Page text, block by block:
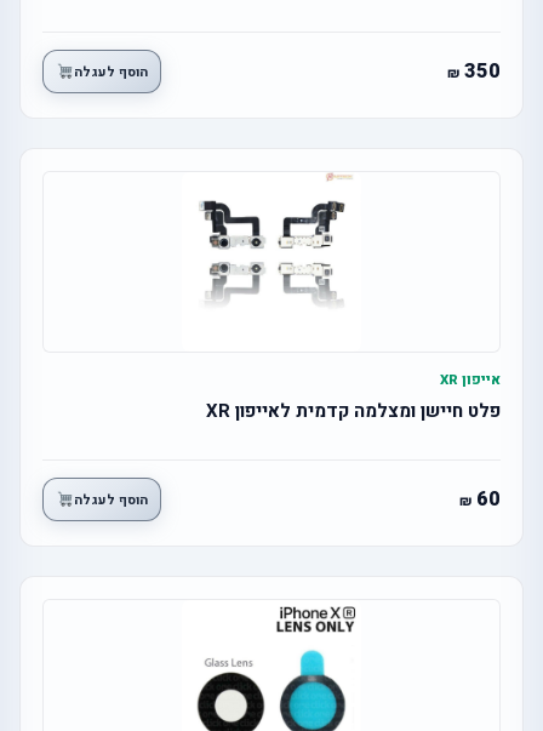
350 הוסף לעגלה
אייפון XR
פלט חיישן ומצלמה קדמית לאייפון XR
60 הוסף לעגלה